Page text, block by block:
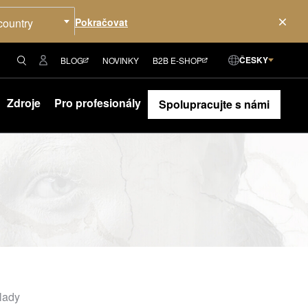
BLOG NOVINKY B2B E-SHOP ČESKY
Zdroje Pro profesionály Spolupracujte s námi